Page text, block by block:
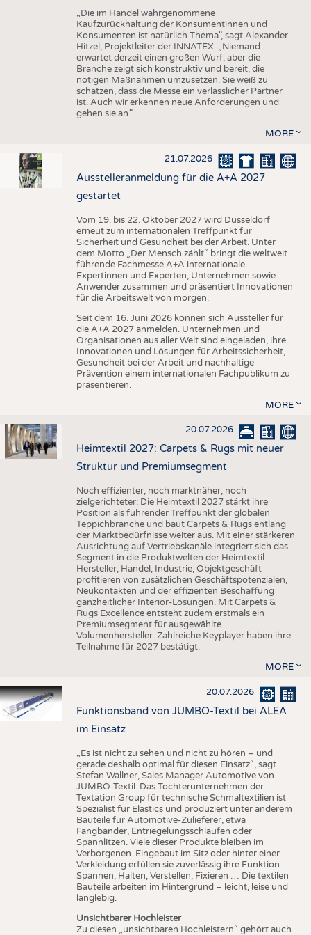
„Die im Handel wahrgenommene
Kaufzurückhaltung der Konsumentinnen und
Konsumenten ist natürlich Thema", sagt Alexander
Hitzel, Projektleiter der INNATEX. „Niemand
erwartet derzeit einen großen Wurf, aber die
Branche zeigt sich konstruktiv und bereit, die
nötigen Maßnahmen umzusetzen. Sie weiß zu
schätzen, dass die Messe ein verlässlicher Partner
ist. Auch wir erkennen neue Anforderungen und
gehen sie an."
MORE
21.07.2026
Ausstelleranmeldung für die A+A 2027
gestartet
Vom 19. bis 22. Oktober 2027 wird Düsseldorf
erneut zum internationalen Treffpunkt für
Sicherheit und Gesundheit bei der Arbeit. Unter
dem Motto „Der Mensch zählt“ bringt die weltweit
führende Fachmesse A+A internationale
Expertinnen und Experten, Unternehmen sowie
Anwender zusammen und präsentiert Innovationen
für die Arbeitswelt von morgen.
Seit dem 16. Juni 2026 können sich Aussteller für
die A+A 2027 anmelden. Unternehmen und
Organisationen aus aller Welt sind eingeladen, ihre
Innovationen und Lösungen für Arbeitssicherheit,
Gesundheit bei der Arbeit und nachhaltige
Prävention einem internationalen Fachpublikum zu
präsentieren.
MORE
20.07.2026
Heimtextil 2027: Carpets & Rugs mit neuer
Struktur und Premiumsegment
Noch effizienter, noch marktnäher, noch
zielgerichteter: Die Heimtextil 2027 stärkt ihre
Position als führender Treffpunkt der globalen
Teppichbranche und baut Carpets & Rugs entlang
der Marktbedürfnisse weiter aus. Mit einer stärkeren
Ausrichtung auf Vertriebskanäle integriert sich das
Segment in die Produktwelten der Heimtextil.
Hersteller, Handel, Industrie, Objektgeschäft
profitieren von zusätzlichen Geschäftspotenzialen,
Neukontakten und der effizienten Beschaffung
ganzheitlicher Interior-Lösungen. Mit Carpets &
Rugs Excellence entsteht zudem erstmals ein
Premiumsegment für ausgewählte
Volumenhersteller. Zahlreiche Keyplayer haben ihre
Teilnahme für 2027 bestätigt.
MORE
20.07.2026
Funktionsband von JUMBO-Textil bei ALEA
im Einsatz
„Es ist nicht zu sehen und nicht zu hören – und
gerade deshalb optimal für diesen Einsatz“, sagt
Stefan Wallner, Sales Manager Automotive von
JUMBO-Textil. Das Tochterunternehmen der
Textation Group für technische Schmaltextilien ist
Spezialist für Elastics und produziert unter anderem
Bauteile für Automotive-Zulieferer, etwa
Fangbänder, Entriegelungsschlaufen oder
Spannlitzen. Viele dieser Produkte bleiben im
Verborgenen. Eingebaut im Sitz oder hinter einer
Verkleidung erfüllen sie zuverlässig ihre Funktion:
Spannen, Halten, Verstellen, Fixieren … Die textilen
Bauteile arbeiten im Hintergrund – leicht, leise und
langlebig.
Unsichtbarer Hochleister
Zu diesen „unsichtbaren Hochleistern“ gehört auch